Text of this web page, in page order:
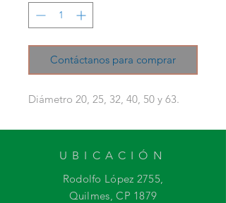
Contáctanos para comprar
Diámetro 20, 25, 32, 40, 50 y 63.
UBICACIÓN
Rodolfo López 2755,
Quilmes, CP 1879